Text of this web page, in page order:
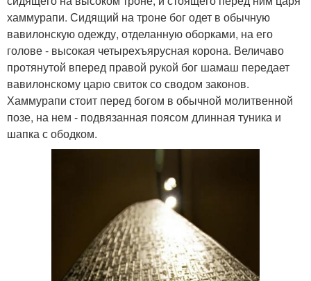
хаммурапи. Сидящий на троне бог одет в обычную
вавилонскую одежду, отделанную оборками, на его
голове - высокая четырехъярусная корона. Величаво
протянутой вперед правой рукой бог шамаш передает
вавилонскому царю свиток со сводом законов.
Хаммурапи стоит перед богом в обычной молитвенной
позе, на нем - подвязанная поясом длинная туника и
шапка с ободком.